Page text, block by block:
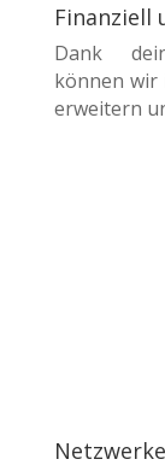
Finanziell
Dank
können wir
erweitern